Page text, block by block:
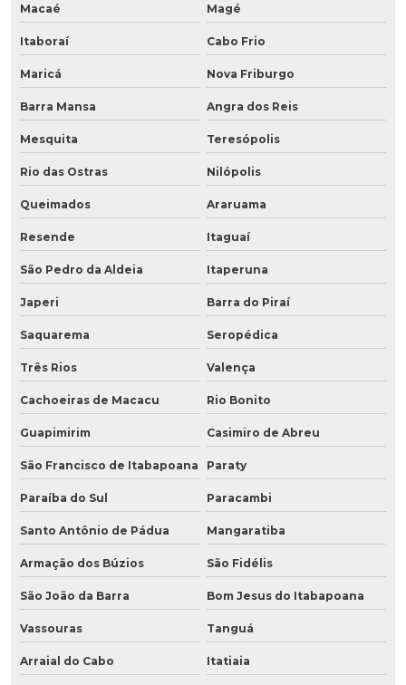
Macaé Magé
Itaboraí Cabo Frio
Maricá Nova Friburgo
Barra Mansa Angra dos Reis
Mesquita Teresópolis
Rio das Ostras Nilópolis
Queimados Araruama
Resende Itaguaí
São Pedro da Aldeia Itaperuna
Japeri Barra do Piraí
Saquarema Seropédica
Três Rios Valença
Cachoeiras de Macacu Rio Bonito
Guapimirim Casimiro de Abreu
São Francisco de Itabapoana Paraty
Paraíba do Sul Paracambi
Santo Antônio de Pádua Mangaratiba
Armação dos Búzios São Fidélis
São João da Barra Bom Jesus do Itabapoana
Vassouras Tanguá
Arraial do Cabo Itatiaia